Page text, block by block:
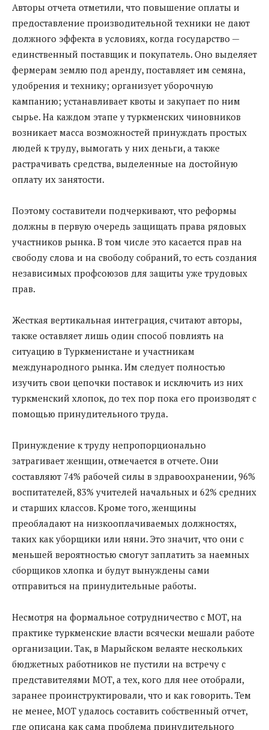
Авторы отчета отметили, что повышение оплаты и
предоставление производительной техники не дают
должного эффекта в условиях, когда государство —
единственный поставщик и покупатель. Оно выделяет
фермерам землю под аренду, поставляет им семяна,
удобрения и технику; организует уборочную
кампанию; устанавливает квоты и закупает по ним
сырье. На каждом этапе у туркменских чиновников
возникает масса возможностей принуждать простых
людей к труду, вымогать у них деньги, а также
растрачивать средства, выделенные на достойную
оплату их занятости.
Поэтому составители подчеркивают, что реформы
должны в первую очередь защищать права рядовых
участников рынка. В том числе это касается прав на
свободу слова и на свободу собраний, то есть создания
независимых профсоюзов для защиты уже трудовых
прав.
Жесткая вертикальная интеграция, считают авторы,
также оставляет лишь один способ повлиять на
ситуацию в Туркменистане и участникам
международного рынка. Им следует полностью
изучить свои цепочки поставок и исключить из них
туркменский хлопок, до тех пор пока его производят с
помощью принудительного труда.
Принуждение к труду непропорционально
затрагивает женщин, отмечается в отчете. Они
составляют 74% рабочей силы в здравоохранении, 96%
воспитателей, 83% учителей начальных и 62% средних
и старших классов. Кроме того, женщины
преобладают на низкооплачиваемых должностях,
таких как уборщики или няни. Это значит, что они с
меньшей вероятностью смогут заплатить за наемных
сборщиков хлопка и будут вынуждены сами
отправиться на принудительные работы.
Несмотря на формальное сотрудничество с МОТ, на
практике туркменские власти всячески мешали работе
организации. Так, в Марыйском велаяте нескольких
бюджетных работников не пустили на встречу с
представителями МОТ, а тех, кого для нее отобрали,
заранее проинструктировали, что и как говорить. Тем
не менее, МОТ удалось составить собственный отчет,
где описана как сама проблема принудительного